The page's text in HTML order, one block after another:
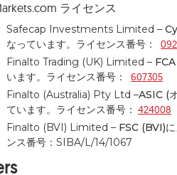
ライセンス
Safecap Investments Limited –
なっています。ライセンス番号：
Finalto Trading (UK) Limited –
います。ライセンス番号：
607305
Finalto (Australia) Pty Ltd –ASIC (
ています。ライセンス番号： 424008
Finalto (BVI) Limited – FSC (BVI)
ンス番号：SIBA/L/14/1067